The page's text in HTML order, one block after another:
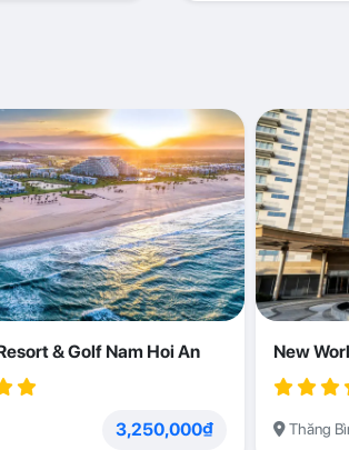
& Golf Nam Hoi An
3,250,000₫
New
Thăng